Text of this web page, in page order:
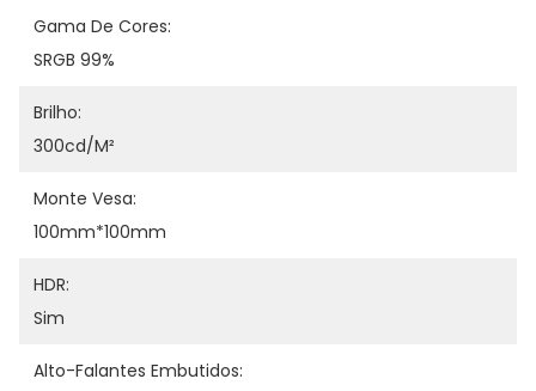
Gama De Cores:
SRGB 99%
Brilho:
300cd/m²
Monte Vesa:
100mm*100mm
HDR:
Sim
Alto-Falantes Embutidos: